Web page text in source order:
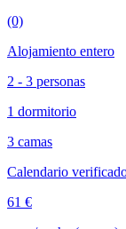
(0)
Alojamiento entero
2 - 3 personas
1 dormitorio
3 camas
Calendario
61 €